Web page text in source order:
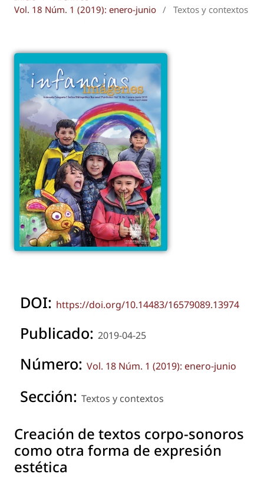
Vol. 18 Núm. 1 (2019): enero-junio / Textos y contextos
DOI: https://doi.org/10.14483/16579089.13974
Publicado: 2019-04-25
Número: Vol. 18 Núm. 1 (2019): enero-junio
Sección: Textos y contextos
Creación de textos corpo-sonoros
como otra forma de expresión
estética